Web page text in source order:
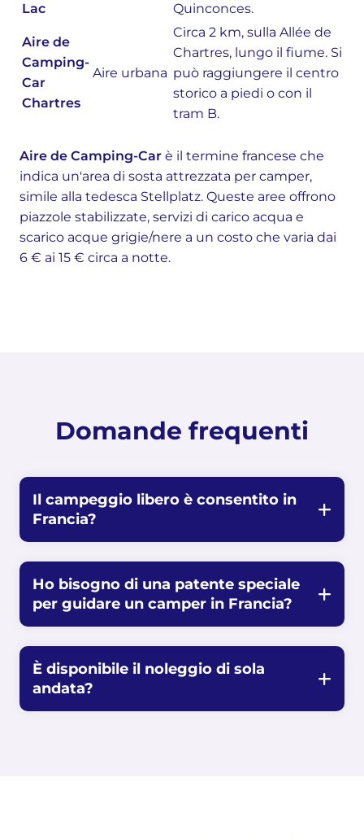
Lac Quinconces.
Aire de
Camping-
Car
Chartres
Aire urbana
Circa 2 km, sulla Allée de
Chartres, lungo il fiume. Si
può raggiungere il centro
storico a piedi o con il
tram B.
Aire de Camping-Car è il termine francese che
indica un'area di sosta attrezzata per camper,
simile alla tedesca Stellplatz. Queste aree offrono
piazzole stabilizzate, servizi di carico acqua e
scarico acque grigie/nere a un costo che varia dai
6 € ai 15 € circa a notte.
Domande frequenti
Il campeggio libero è consentito in
Francia?
Ho bisogno di una patente speciale
per guidare un camper in Francia?
È disponibile il noleggio di sola
andata?